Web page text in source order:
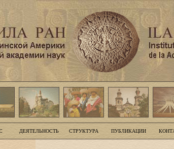
ДЕЯТЕЛЬНОСТЬ СТРУКТУРА ПУБЛИКАЦИИ